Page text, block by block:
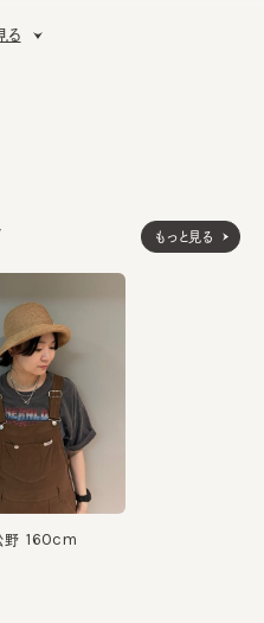
使用、耐水強化剤を配合し
バッチリ。
少の変化が起こります。お洗
さくする際は、調節テープを
を必ずご参照ください。
る
もっと見る
野 160cm